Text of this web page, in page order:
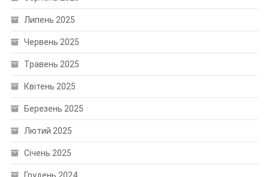
Липень 2025
Червень 2025
Травень 2025
Квітень 2025
Березень 2025
Лютий 2025
Січень 2025